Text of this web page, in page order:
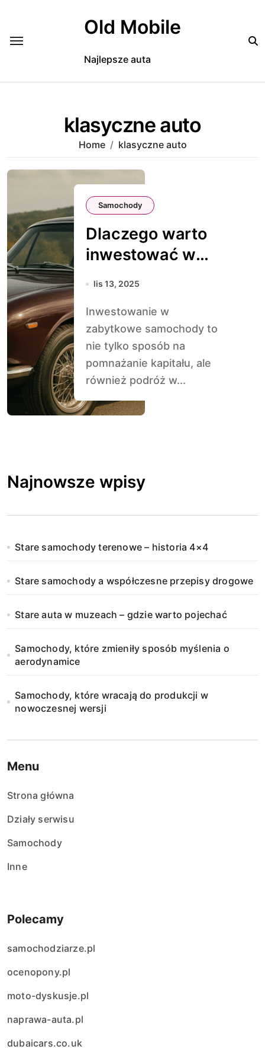
Old Mobile
Najlepsze auta
klasyczne auto
Home klasyczne auto
Samochody
Dlaczego warto
inwestować w
klasyczne
lis 13, 2025
Inwestowanie w
zabytkowe samochody to
nie tylko sposób na
pomnażanie kapitału, ale
również podróż w...
Najnowsze wpisy
Stare samochody terenowe – historia 4×4
Stare samochody a współczesne przepisy drogowe
Stare auta w muzeach – gdzie warto pojechać
Samochody, które zmieniły sposób myślenia o
aerodynamice
Samochody, które wracają do produkcji w
nowoczesnej wersji
Menu
Strona główna
Działy serwisu
Samochody
Inne
Polecamy
samochodziarze.pl
ocenopony.pl
moto-dyskusje.pl
naprawa-auta.pl
dubaicars.co.uk